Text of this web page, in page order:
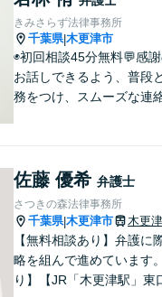
きみさらず法律事務所
千葉県|木更津市
◉初回相談45分無料💬感
お話しできるよう、普段
務をつけ、スムーズな連
佐藤 優希 弁護士
さつきの森法律事務所
千葉県|木更津市 木更
【無料相談あり】弁護
略を組んで進めています
り】【JR「木更津駅」東